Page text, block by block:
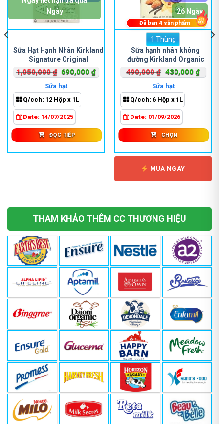
Sữa Hạt Hạnh Nhân Kirkland
Signature Original
Unsweetened, Không
Đường, Hộp x 946ml
1,050,000₫ Giá
gốc
là:
1,050,000 ₫.
690,000₫Giá
690,000 ₫.
Sữa hạt
Q/cch: 12 Hộp x 1L
Date: 14/07/2025
Ngày
ĐỌC TIẾP
1 Thùng
Sữa hạnh nhân không
đường Kirkland Organic
Almond 946ml
490,000₫ Giá
gốc
là:
490,000 ₫.
430,000 ₫Giá
Sữa hạt
Q/cch: 6 Hộp x 1L
Date: 01/09/2026
26 Ngày
Đã bán4 sản phẩm
CHỌN
Sản
phẩm
này
có
nhiều
biến
thể.
Các
tùy
chọn
có
thể
chọn
trên
phẩm
MUA NGAY
₫.
THAM KHẢO THÊM CC THƯƠNG HIỆU